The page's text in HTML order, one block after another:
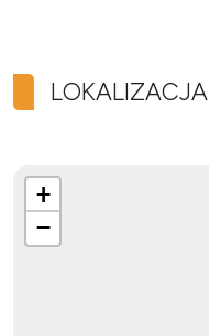
LOKALIZACJA
+
−